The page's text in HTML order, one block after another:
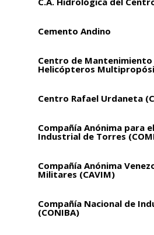
Cemento Andino
Centro de Mantenimiento
Helicópteros
Centro Rafael Urdaneta
Compañía Anónima para
Industrial de Torres
Compañía Anónima
Militares (CAVIM)
Compañía Nacional de
(CONIBA)